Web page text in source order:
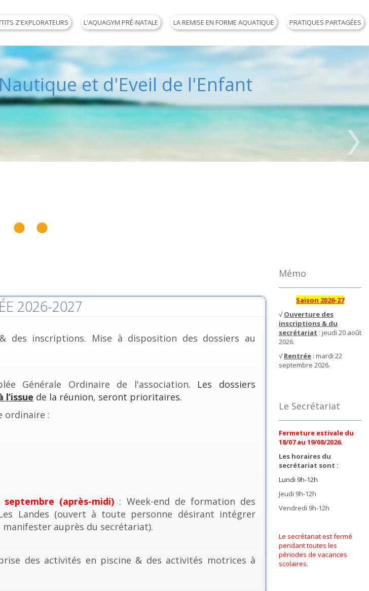
Z'EXPLORATEURS L'AQUAGYM PRÉ-NATALE LA REMISE EN FORME AQUATIQUE PRATIQUES PARTAGÉES
et d'Eveil de l'Enfant
2026-2027
des inscriptions. Mise à disposition des dossiers au
Générale Ordinaire de l'association. Les dossiers
l’issue de la réunion, seront prioritaires.
ordinaire :
(après-midi) : Week-end de formation des
Landes (ouvert à toute personne désirant intégrer
auprès du secrétariat).
des activités en piscine & des activités motrices à
Mémo
Saison 2026-27
√Ouverture des
inscriptions & du
secrétariat : jeudi 20 août
2026.
√Rentrée: mardi 22
septembre 2026.
Le Secrétariat
Fermeture estivale du
18/07 au 19/08/2026.
Les horaires du
secrétariat sont :
Lundi 9h-12h
Jeudi 9h-12h
Vendredi 9h-12h
Le secrétariat est fermé
pendant toutes les
périodes de vacances
scolaires.